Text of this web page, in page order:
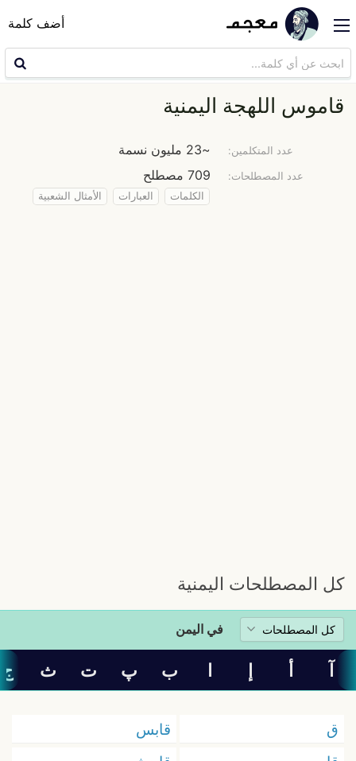
أضف كلمة
قاموس اللهجة اليمنية
عدد المتكلمين: ~23 مليون نسمة
عدد المصطلحات: 709 مصطلح
الكلمات العبارات الأمثال الشعبية
كل المصطلحات اليمنية
في اليمن
آ أ إ ا ب پ ت ث ج
ق
قابس